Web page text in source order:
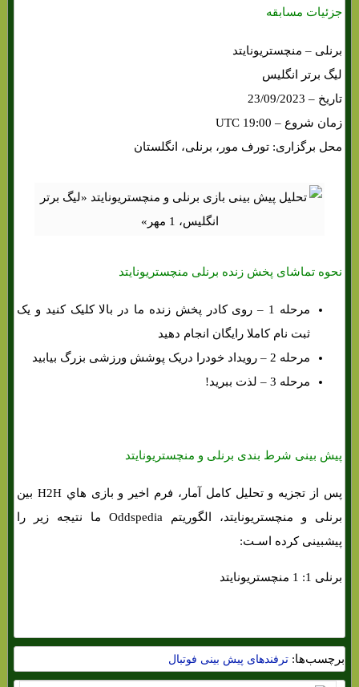
جزئیات مسابقه
برنلی – منچستریونایتد
لیگ برتر انگلیس
تاریخ – 23/09/2023
زمان شروع – 19:00 UTC
محل برگزاری: تورف مور، برنلی، انگلستان
نحوه تماشای پخش زنده برنلی منچستریونایتد
مرحله 1 – روی کادر پخش زنده ما در بالا کلیک کنید و یک
ثبت نام کاملا رایگان انجام دهید
مرحله 2 – رویداد خودرا دریک پوشش ورزشی بزرگ بیابید
مرحله 3 – لذت ببرید!
پیش بینی شرط بندی برنلی و منچستریونایتد
پس از تجزیه و تحلیل کامل آمار، فرم اخیر و بازی هاي‌ H2H بین
برنلی و منچستریونایتد، الگوریتم Oddspedia ما نتیجه زیر را
پیشبینی کرده اسـت:
برنلی 1: 1 منچستریونایتد
برچسب‌ها: ترفندهای پیش بینی فوتبال